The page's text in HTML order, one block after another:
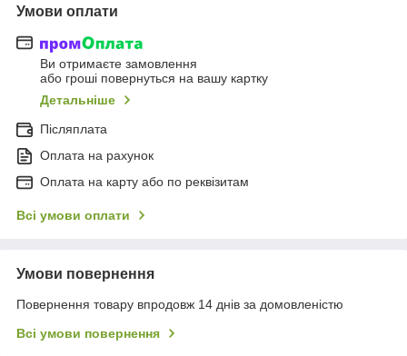
Умови оплати
Ви отримаєте замовлення
або гроші повернуться на вашу картку
Детальніше
Післяплата
Оплата на рахунок
Оплата на карту або по реквізитам
Всі умови оплати
Умови повернення
Повернення товару впродовж 14 днів за домовленістю
Всі умови повернення